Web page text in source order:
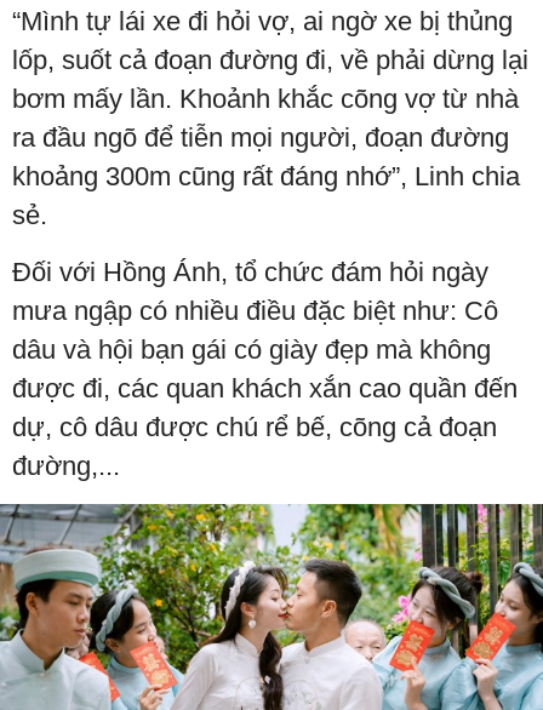
“Mình tự lái xe đi hỏi vợ, ai ngờ xe bị thủng
lốp, suốt cả đoạn đường đi, về phải dừng lại
bơm mấy lần. Khoảnh khắc cõng vợ từ nhà
ra đầu ngõ để tiễn mọi người, đoạn đường
khoảng 300m cũng rất đáng nhớ”, Linh chia
sẻ.
Đối với Hồng Ánh, tổ chức đám hỏi ngày
mưa ngập có nhiều điều đặc biệt như: Cô
dâu và hội bạn gái có giày đẹp mà không
được đi, các quan khách xắn cao quần đến
dự, cô dâu được chú rể bế, cõng cả đoạn
đường,...